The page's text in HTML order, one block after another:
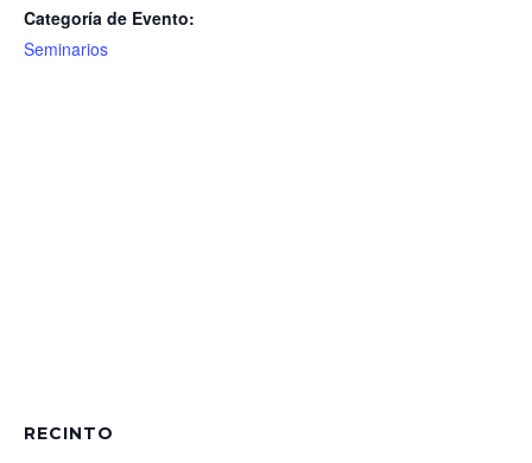
Categoría de Evento:
Seminarios
RECINTO